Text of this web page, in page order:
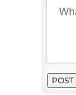
POST